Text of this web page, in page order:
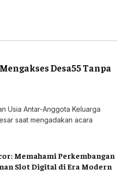
Desa55 Tanpa
Usia Antar-Anggota Keluarga
saat mengadakan acara
Memahami Perkembangan
Slot Digital di Era Modern